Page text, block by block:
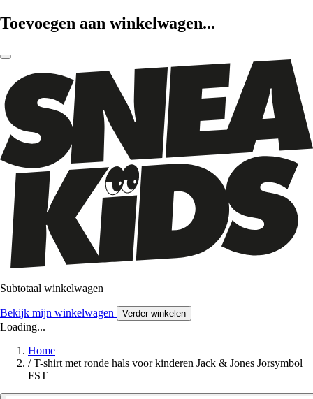
Toevoegen aan winkelwagen...
Subtotaal winkelwagen
Bekijk mijn winkelwagen Verder winkelen
Loading...
Home
/ T-shirt met ronde hals voor kinderen Jack & Jones Jorsymbol
FST